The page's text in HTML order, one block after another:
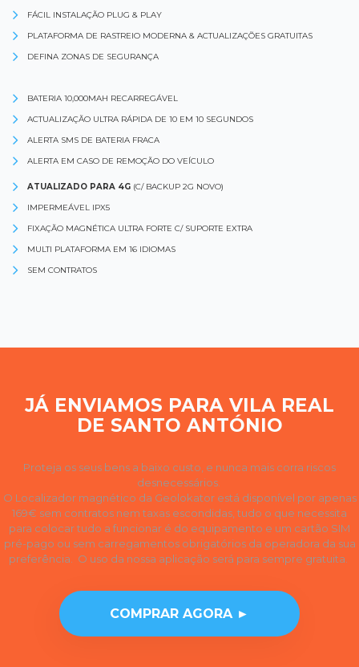
FÁCIL INSTALAÇÃO PLUG & PLAY
PLATAFORMA DE RASTREIO MODERNA & ACTUALIZAÇÕES GRATUITAS
DEFINA ZONAS DE SEGURANÇA
BATERIA 10,000MAH RECARREGÁVEL
ACTUALIZAÇÃO ULTRA RÁPIDA DE 10 EM 10 SEGUNDOS
ALERTA SMS DE BATERIA FRACA
ALERTA EM CASO DE REMOÇÃO DO VEÍCULO
ATUALIZADO PARA 4G (C/ BACKUP 2G NOVO)
IMPERMEÁVEL IPX5
FIXAÇÃO MAGNÉTICA ULTRA FORTE C/ SUPORTE EXTRA
MULTI PLATAFORMA EM 16 IDIOMAS
SEM CONTRATOS
JÁ ENVIAMOS PARA VILA REAL
DE SANTO ANTÓNIO
Proteja os seus bens a baixo custo, e nunca mais corra riscos
desnecessários.
O Localizador magnético da Geolokator está disponível por apenas
169€ sem contratos nem taxas escondidas, tudo o que necessita
para colocar tudo a funcionar é do equipamento e um cartão SIM
pré-pago ou sem carregamentos obrigatórios da operadora da sua
preferência. O uso da nossa aplicação será para sempre gratuita.
COMPRAR AGORA ►